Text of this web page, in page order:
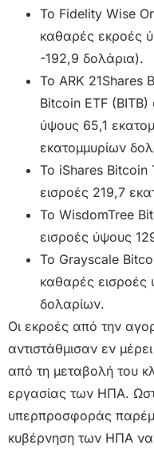
Το Fidelity Wise
καθαρές εκροές
-192,9 δολάρια).
Το ARK 21Shares
Bitcoin ETF
ύψους 65,1
εκατομμυρίων
Το iShares
εισροές 219,7
Το WisdomTree
εισροές ύψους
Το Grayscale
καθαρές εισροές
δολαρίων.
Οι εκροές από την
αντιστάθμισαν εν
από τη μεταβολή του
εργασίας των ΗΠΑ.
υπερπροσφοράς
κυβέρνηση των ΗΠΑ να